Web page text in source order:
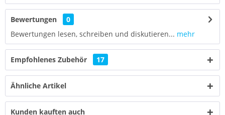
Bewertungen
0
Bewertungen lesen, schreiben und diskutieren... mehr
Empfohlenes Zubehör 17
Ähnliche Artikel
Kunden kauften auch